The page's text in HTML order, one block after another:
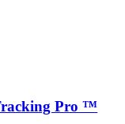
Pro ™